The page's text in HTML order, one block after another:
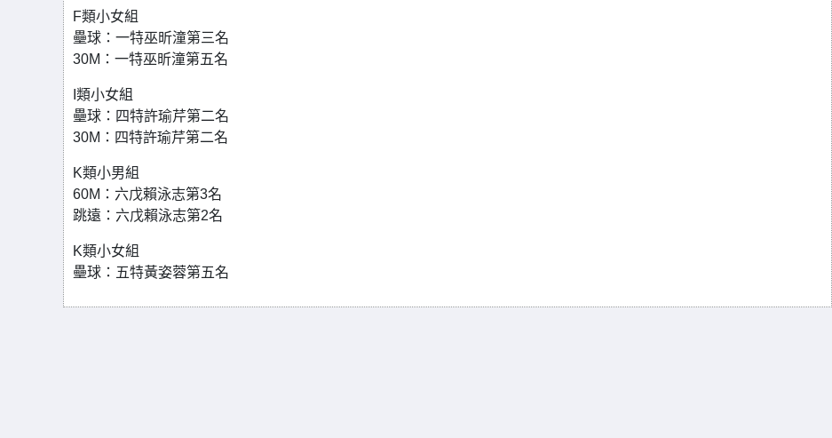
F類小女組
壘球：一特巫昕潼第三名
30M：一特巫昕潼第五名
I類小女組
壘球：四特許瑜芹第二名
30M：四特許瑜芹第二名
K類小男組
60M：六戊賴泳志第3名
跳遠：六戊賴泳志第2名
K類小女組
壘球：五特黃姿蓉第五名